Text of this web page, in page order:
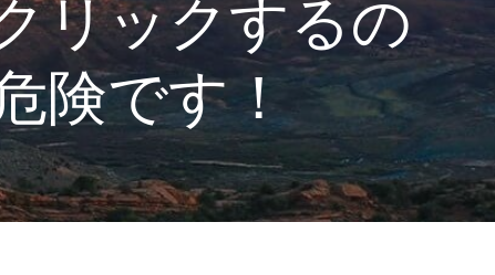
リックするの
険です！